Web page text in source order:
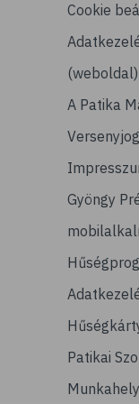
Cookie
(weboldal)
A Patika
Gyöngy
Patikai